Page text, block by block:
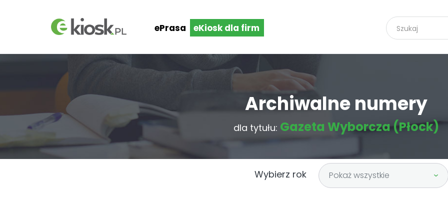
ePrasa eKiosk dla firm
Archiwalne numery
dla tytułu: Gazeta Wyborcza (Płock)
Wybierz rok Pokaż wszystkie